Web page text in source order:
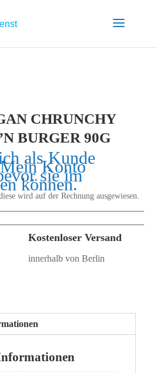
CHRUNCHY
BURGER 90G
als Kunde
Mein Konto
sie im
können.
wird auf der Rechnung ausgewiesen.
Kostenloser Versand
innerhalb von Berlin